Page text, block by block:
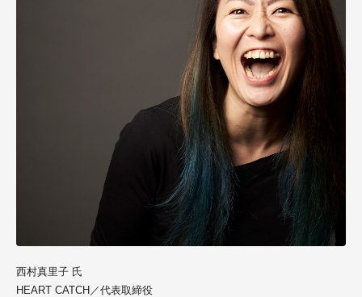
西村真里子 氏
HEART CATCH／代表取締役